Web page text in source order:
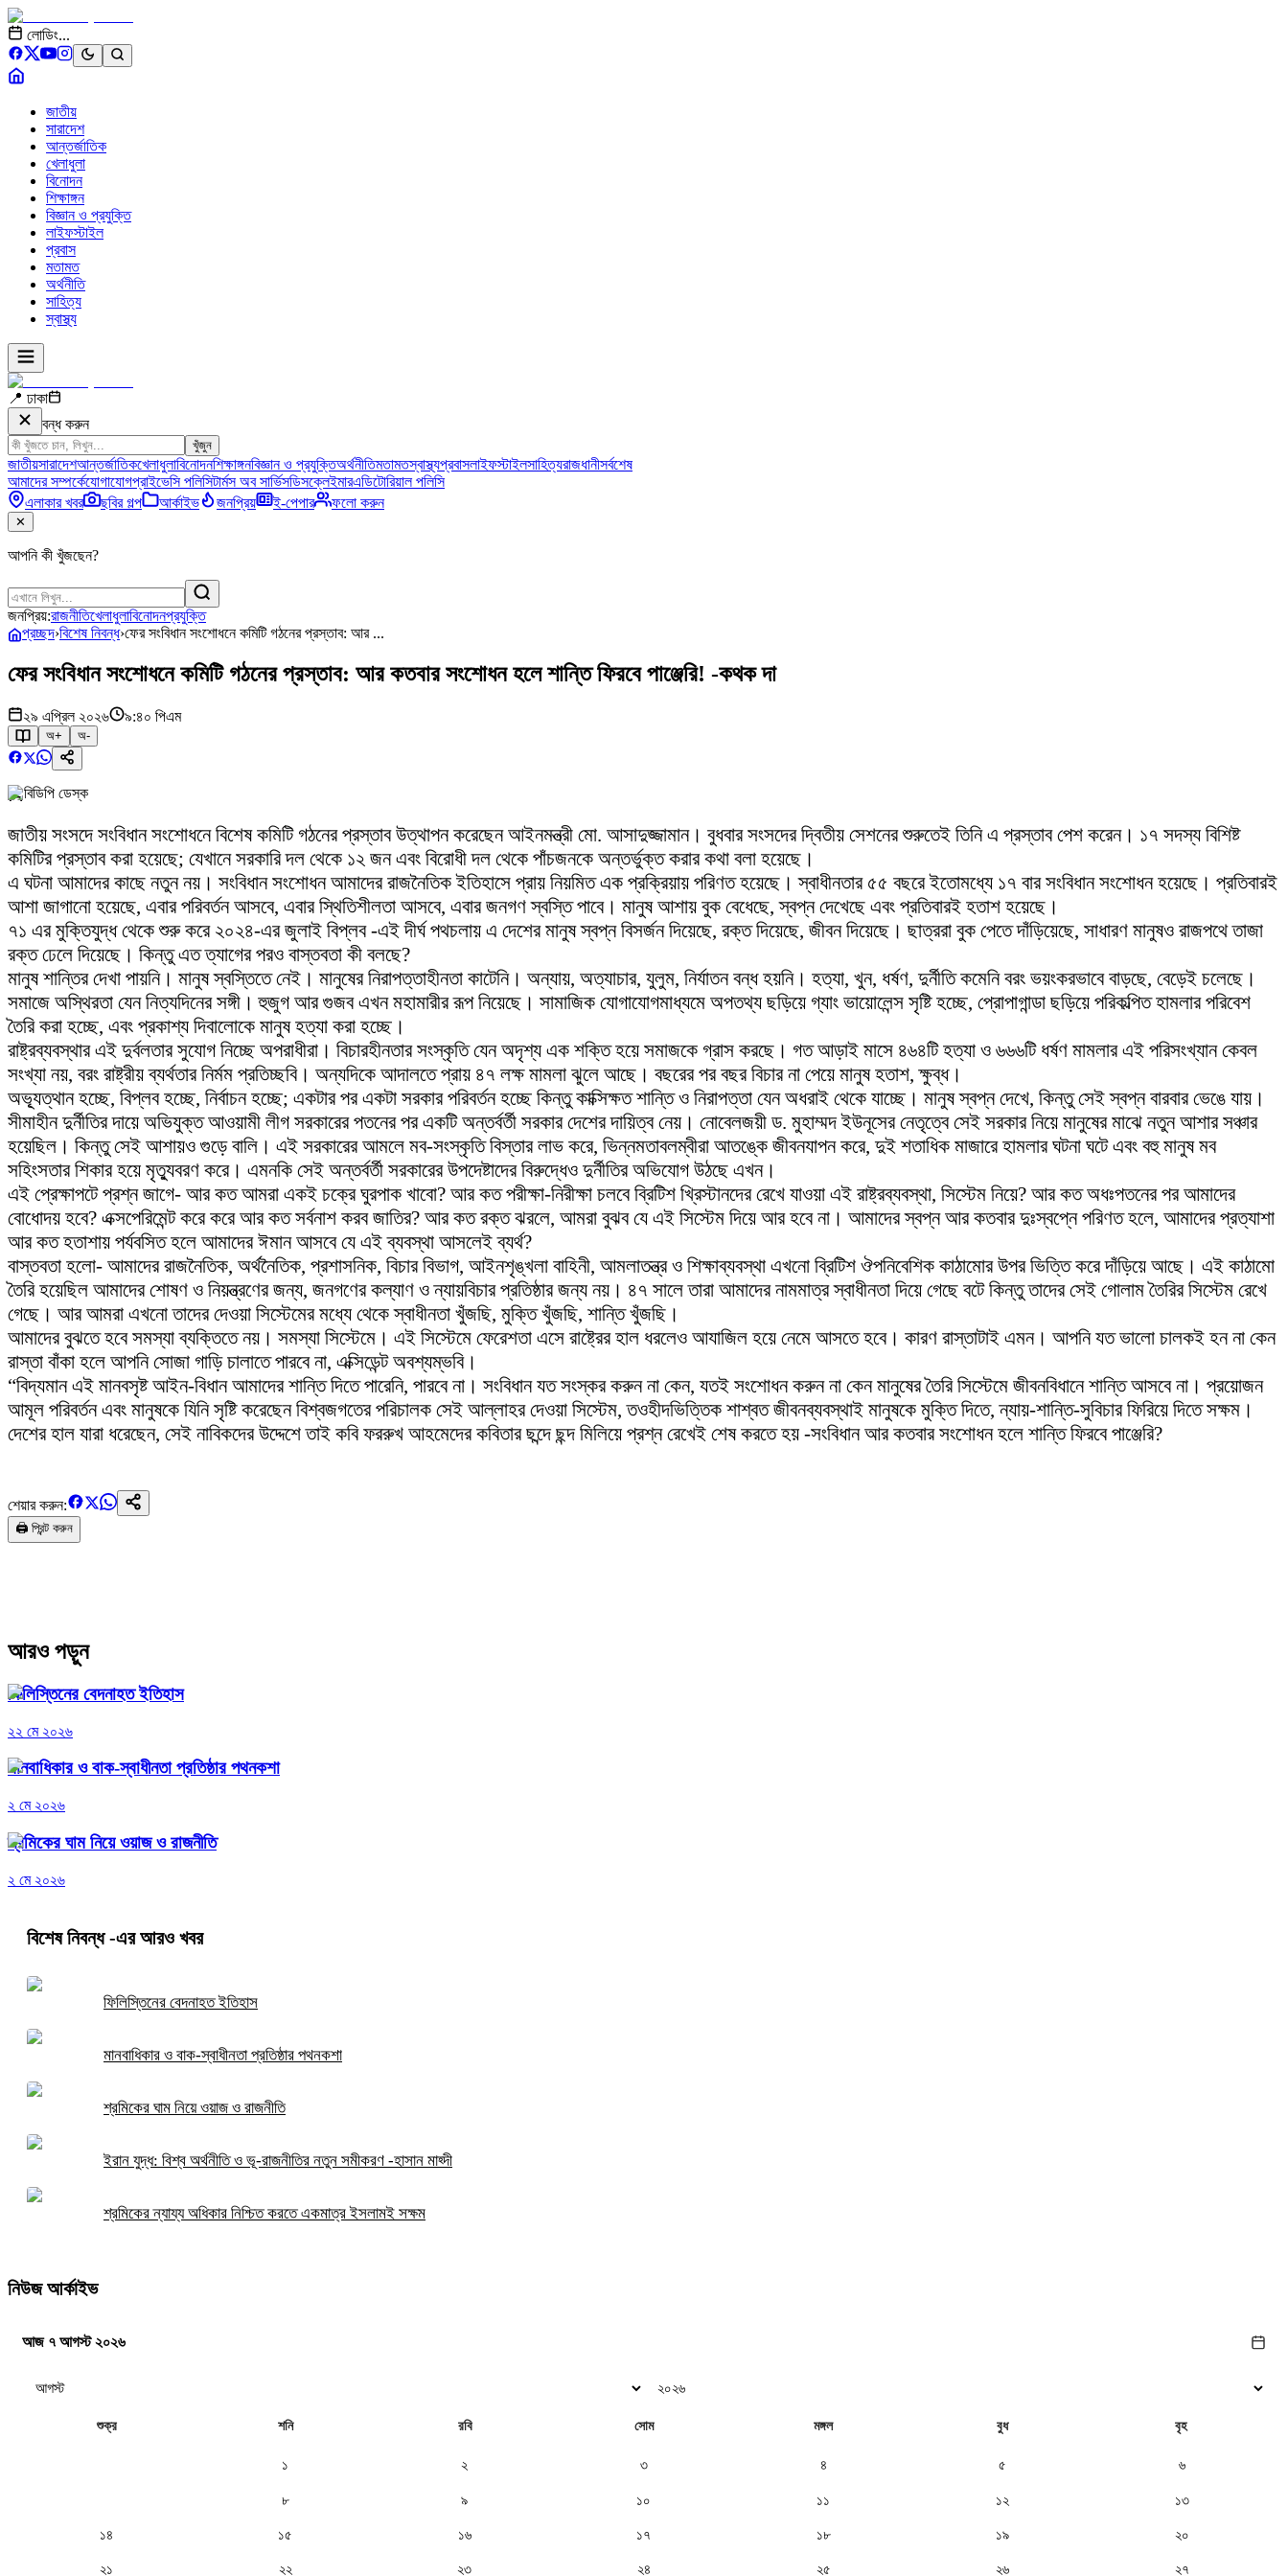
লোডিং...
জাতীয়
সারাদেশ
আন্তর্জাতিক
খেলাধুলা
বিনোদন
শিক্ষাঙ্গন
বিজ্ঞান ও প্রযুক্তি
লাইফস্টাইল
প্রবাস
মতামত
অর্থনীতি
সাহিত্য
স্বাস্থ্য
📍 ঢাকা
বন্ধ করুন
খুঁজুন
জাতীয়সারাদেশআন্তর্জাতিকখেলাধুলাবিনোদনশিক্ষাঙ্গনবিজ্ঞান ও প্রযুক্তিঅর্থনীতিমতামতস্বাস্থ্যপ্রবাসলাইফস্টাইলসাহিত্যরাজধানীসর্বশেষ
আমাদের সম্পর্কেযোগাযোগপ্রাইভেসি পলিসিটার্মস অব সার্ভিসডিসক্লেইমারএডিটোরিয়াল পলিসি
এলাকার খবর
ছবির গল্প আর্কাইভ জনপ্রিয় ই-পেপার ফলো করুন
✕
আপনি কী খুঁজছেন?
জনপ্রিয়:রাজনীতিখেলাধুলাবিনোদনপ্রযুক্তি
প্রচ্ছদ›বিশেষ নিবন্ধ›ফের সংবিধান সংশোধনে কমিটি গঠনের প্রস্তাব: আর ...
ফের সংবিধান সংশোধনে কমিটি গঠনের প্রস্তাব: আর কতবার সংশোধন হলে শান্তি ফিরবে পাঞ্জেরি! -কথক দা
২৯ এপ্রিল ২০২৬ ৯:৪০ পিএম
অ+ অ-
বিডিপি ডেস্ক
জাতীয় সংসদে সংবিধান সংশোধনে বিশেষ কমিটি গঠনের প্রস্তাব উত্থাপন করেছেন আইনমন্ত্রী মো. আসাদুজ্জামান। বুধবার সংসদের দ্বিতীয় সেশনের শুরুতেই তিনি এ প্রস্তাব পেশ করেন। ১৭ সদস্য বিশিষ্ট
কমিটির প্রস্তাব করা হয়েছে; যেখানে সরকারি দল থেকে ১২ জন এবং বিরোধী দল থেকে পাঁচজনকে অন্তর্ভুক্ত করার কথা বলা হয়েছে।
এ ঘটনা আমাদের কাছে নতুন নয়। সংবিধান সংশোধন আমাদের রাজনৈতিক ইতিহাসে প্রায় নিয়মিত এক প্রক্রিয়ায় পরিণত হয়েছে। স্বাধীনতার ৫৫ বছরে ইতোমধ্যে ১৭ বার সংবিধান সংশোধন হয়েছে। প্রতিবারই
আশা জাগানো হয়েছে, এবার পরিবর্তন আসবে, এবার স্থিতিশীলতা আসবে, এবার জনগণ স্বস্তি পাবে। মানুষ আশায় বুক বেধেছে, স্বপ্ন দেখেছে এবং প্রতিবারই হতাশ হয়েছে।
৭১ এর মুক্তিযুদ্ধ থেকে শুরু করে ২০২৪-এর জুলাই বিপ্লব -এই দীর্ঘ পথচলায় এ দেশের মানুষ স্বপ্ন বিসর্জন দিয়েছে, রক্ত দিয়েছে, জীবন দিয়েছে। ছাত্ররা বুক পেতে দাঁড়িয়েছে, সাধারণ মানুষও রাজপথে তাজা
রক্ত ঢেলে দিয়েছে। কিন্তু এত ত্যাগের পরও বাস্তবতা কী বলছে?
মানুষ শান্তির দেখা পায়নি। মানুষ স্বস্তিতে নেই। মানুষের নিরাপত্তাহীনতা কাটেনি। অন্যায়, অত্যাচার, যুলুম, নির্যাতন বন্ধ হয়নি। হত্যা, খুন, ধর্ষণ, দুর্নীতি কমেনি বরং ভয়ংকরভাবে বাড়ছে, বেড়েই চলেছে।
সমাজে অস্থিরতা যেন নিত্যদিনের সঙ্গী। হুজুগ আর গুজব এখন মহামারীর রূপ নিয়েছে। সামাজিক যোগাযোগমাধ্যমে অপতথ্য ছড়িয়ে গ্যাং ভায়োলেন্স সৃষ্টি হচ্ছে, প্রোপাগান্ডা ছড়িয়ে পরিকল্পিত হামলার পরিবেশ
তৈরি করা হচ্ছে, এবং প্রকাশ্য দিবালোকে মানুষ হত্যা করা হচ্ছে।
রাষ্ট্রব্যবস্থার এই দুর্বলতার সুযোগ নিচ্ছে অপরাধীরা। বিচারহীনতার সংস্কৃতি যেন অদৃশ্য এক শক্তি হয়ে সমাজকে গ্রাস করছে। গত আড়াই মাসে ৪৬৪টি হত্যা ও ৬৬৬টি ধর্ষণ মামলার এই পরিসংখ্যান কেবল
সংখ্যা নয়, বরং রাষ্ট্রীয় ব্যর্থতার নির্মম প্রতিচ্ছবি। অন্যদিকে আদালতে প্রায় ৪৭ লক্ষ মামলা ঝুলে আছে। বছরের পর বছর বিচার না পেয়ে মানুষ হতাশ, ক্ষুব্ধ।
অভ্যূত্থান হচ্ছে, বিপ্লব হচ্ছে, নির্বাচন হচ্ছে; একটার পর একটা সরকার পরিবর্তন হচ্ছে কিন্তু কাক্সিক্ষত শান্তি ও নিরাপত্তা যেন অধরাই থেকে যাচ্ছে। মানুষ স্বপ্ন দেখে, কিন্তু সেই স্বপ্ন বারবার ভেঙে যায়।
সীমাহীন দুর্নীতির দায়ে অভিযুক্ত আওয়ামী লীগ সরকারের পতনের পর একটি অন্তর্বর্তী সরকার দেশের দায়িত্ব নেয়। নোবেলজয়ী ড. মুহাম্মদ ইউনূসের নেতৃত্বে সেই সরকার নিয়ে মানুষের মাঝে নতুন আশার সঞ্চার
হয়েছিল। কিন্তু সেই আশায়ও গুড়ে বালি। এই সরকারের আমলে মব-সংস্কৃতি বিস্তার লাভ করে, ভিন্নমতাবলম্বীরা আতঙ্কে জীবনযাপন করে, দুই শতাধিক মাজারে হামলার ঘটনা ঘটে এবং বহু মানুষ মব
সহিংসতার শিকার হয়ে মৃত্যুবরণ করে। এমনকি সেই অন্তর্বর্তী সরকারের উপদেষ্টাদের বিরুদ্ধেও দুর্নীতির অভিযোগ উঠছে এখন।
এই প্রেক্ষাপটে প্রশ্ন জাগে- আর কত আমরা একই চক্রে ঘুরপাক খাবো? আর কত পরীক্ষা-নিরীক্ষা চলবে ব্রিটিশ খ্রিস্টানদের রেখে যাওয়া এই রাষ্ট্রব্যবস্থা, সিস্টেম নিয়ে? আর কত অধঃপতনের পর আমাদের
বোধোদয় হবে? এক্সপেরিমেন্ট করে করে আর কত সর্বনাশ করব জাতির? আর কত রক্ত ঝরলে, আমরা বুঝব যে এই সিস্টেম দিয়ে আর হবে না। আমাদের স্বপ্ন আর কতবার দুঃস্বপ্নে পরিণত হলে, আমাদের প্রত্যাশা
আর কত হতাশায় পর্যবসিত হলে আমাদের ঈমান আসবে যে এই ব্যবস্থা আসলেই ব্যর্থ?
বাস্তবতা হলো- আমাদের রাজনৈতিক, অর্থনৈতিক, প্রশাসনিক, বিচার বিভাগ, আইনশৃঙ্খলা বাহিনী, আমলাতন্ত্র ও শিক্ষাব্যবস্থা এখনো ব্রিটিশ ঔপনিবেশিক কাঠামোর উপর ভিত্তি করে দাঁড়িয়ে আছে। এই কাঠামো
তৈরি হয়েছিল আমাদের শোষণ ও নিয়ন্ত্রণের জন্য, জনগণের কল্যাণ ও ন্যায়বিচার প্রতিষ্ঠার জন্য নয়। ৪৭ সালে তারা আমাদের নামমাত্র স্বাধীনতা দিয়ে গেছে বটে কিন্তু তাদের সেই গোলাম তৈরির সিস্টেম রেখে
গেছে। আর আমরা এখনো তাদের দেওয়া সিস্টেমের মধ্যে থেকে স্বাধীনতা খুঁজছি, মুক্তি খুঁজছি, শান্তি খুঁজছি।
আমাদের বুঝতে হবে সমস্যা ব্যক্তিতে নয়। সমস্যা সিস্টেমে। এই সিস্টেমে ফেরেশতা এসে রাষ্ট্রের হাল ধরলেও আযাজিল হয়ে নেমে আসতে হবে। কারণ রাস্তাটাই এমন। আপনি যত ভালো চালকই হন না কেন
রাস্তা বাঁকা হলে আপনি সোজা গাড়ি চালাতে পারবে না, এক্সিডেন্ট অবশ্যম্ভবি।
“বিদ্যমান এই মানবসৃষ্ট আইন-বিধান আমাদের শান্তি দিতে পারেনি, পারবে না। সংবিধান যত সংস্কর করুন না কেন, যতই সংশোধন করুন না কেন মানুষের তৈরি সিস্টেমে জীবনবিধানে শান্তি আসবে না। প্রয়োজন
আমূল পরিবর্তন এবং মানুষকে যিনি সৃষ্টি করেছেন বিশ্বজগতের পরিচালক সেই আল্লাহর দেওয়া সিস্টেম, তওহীদভিত্তিক শাশ্বত জীবনব্যবস্থাই মানুষকে মুক্তি দিতে, ন্যায়-শান্তি-সুবিচার ফিরিয়ে দিতে সক্ষম।
দেশের হাল যারা ধরেছেন, সেই নাবিকদের উদ্দেশে তাই কবি ফররুখ আহমেদের কবিতার ছন্দে ছন্দ মিলিয়ে প্রশ্ন রেখেই শেষ করতে হয় -সংবিধান আর কতবার সংশোধন হলে শান্তি ফিরবে পাঞ্জেরি?
শেয়ার করুন:
🖨️ প্রিন্ট করুন
আরও পড়ুন
ফিলিস্তিনের বেদনাহত ইতিহাস
২২ মে ২০২৬
মানবাধিকার ও বাক-স্বাধীনতা প্রতিষ্ঠার পথনকশা
২ মে ২০২৬
শ্রমিকের ঘাম নিয়ে ওয়াজ ও রাজনীতি
২ মে ২০২৬
বিশেষ নিবন্ধ-এর আরও খবর
ফিলিস্তিনের বেদনাহত ইতিহাস
মানবাধিকার ও বাক-স্বাধীনতা প্রতিষ্ঠার পথনকশা
শ্রমিকের ঘাম নিয়ে ওয়াজ ও রাজনীতি
ইরান যুদ্ধ: বিশ্ব অর্থনীতি ও ভূ-রাজনীতির নতুন সমীকরণ -হাসান মাহ্দী
শ্রমিকের ন্যায্য অধিকার নিশ্চিত করতে একমাত্র ইসলামই সক্ষম
নিউজ আর্কাইভ
আজ ৭ আগস্ট ২০২৬
শুক্র শনি রবি সোম মঙ্গল বুধ বৃহ
১ ২ ৩ ৪ ৫ ৬
৮ ৯ ১০ ১১ ১২ ১৩
১৪ ১৫ ১৬ ১৭ ১৮ ১৯ ২০
২১ ২২ ২৩ ২৪ ২৫ ২৬ ২৭